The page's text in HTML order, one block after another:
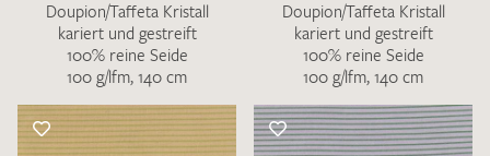
Doupion/Taffeta Kristall
kariert und gestreift
100% reine Seide
100 g/lfm, 140 cm
Doupion/Taffeta Kristall
kariert und gestreift
100% reine Seide
100 g/lfm, 140 cm